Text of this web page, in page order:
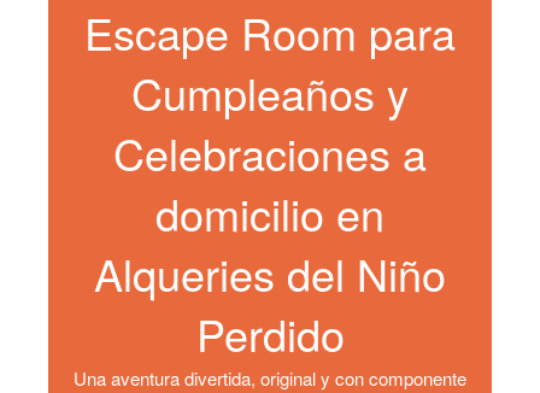
Escape Room para
Cumpleaños y
Celebraciones a
domicilio en
Alqueries del Niño
Perdido
Una aventura divertida, original y con componente